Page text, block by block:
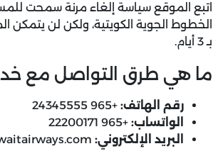
اتبع الموقع سياسة إلغاء مرنة سمحت
الخطوط الجوية الكويتية، ولكن لن يتمكن
بـ 3 أيام.
ما هي طرق التواصل مع
رقم الهاتف: +965 24345555
الواتساب: +965 2220017​​1
البريد الإلكتروني: